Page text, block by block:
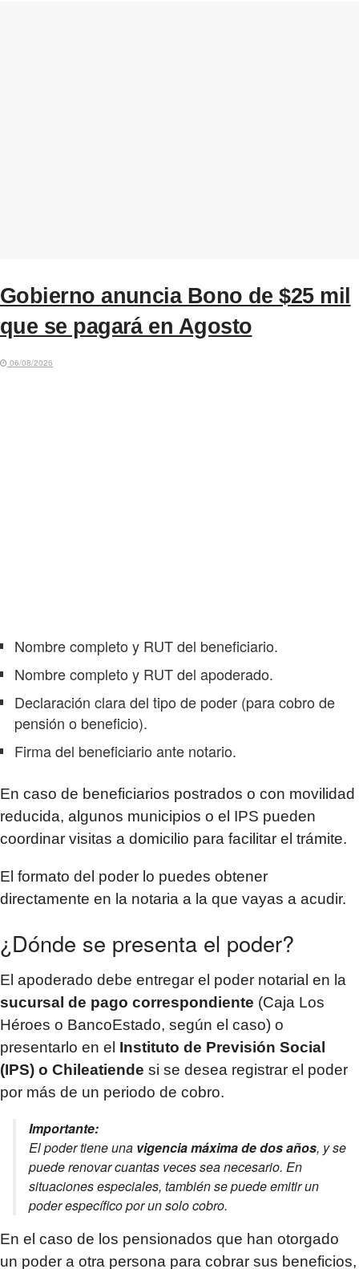
Gobierno anuncia Bono de $25 mil
que se pagará en Agosto
06/08/2026
Nombre completo y RUT del beneficiario.
Nombre completo y RUT del apoderado.
Declaración clara del tipo de poder (para cobro de
pensión o beneficio).
Firma del beneficiario ante notario.
En caso de beneficiarios postrados o con movilidad
reducida, algunos municipios o el IPS pueden
coordinar visitas a domicilio para facilitar el trámite.
El formato del poder lo puedes obtener
directamente en la notaria a la que vayas a acudir.
¿Dónde se presenta el poder?
El apoderado debe entregar el poder notarial en la
sucursal de pago correspondiente (Caja Los
Héroes o BancoEstado, según el caso) o
presentarlo en el Instituto de Previsión Social
(IPS) o Chileatiende si se desea registrar el poder
por más de un periodo de cobro.
Importante:
El poder tiene una vigencia máxima de dos años, y se
puede renovar cuantas veces sea necesario. En
situaciones especiales, también se puede emitir un
poder específico por un solo cobro.
En el caso de los pensionados que han otorgado
un poder a otra persona para cobrar sus beneficios,